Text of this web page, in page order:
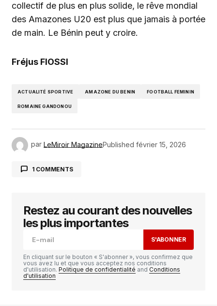
collectif de plus en plus solide, le rêve mondial
des Amazones U20 est plus que jamais à portée
de main. Le Bénin peut y croire.
Fréjus FIOSSI
ACTUALITÉ SPORTIVE AMAZONE DU BENIN FOOTBALL FEMININ
ROMAINE GANDONOU
par LeMiroir MagazinePublished février 15, 2026
1 COMMENTS
now!
RÉPONDRE
Restez au courant des nouvelles
les plus importantes
S'ABONNER
En cliquant sur le bouton « S'abonner », vous confirmez que
vous avez lu et que vous acceptez nos conditions
d'utilisation. Politique de confidentialité and Conditions
d'utilisation